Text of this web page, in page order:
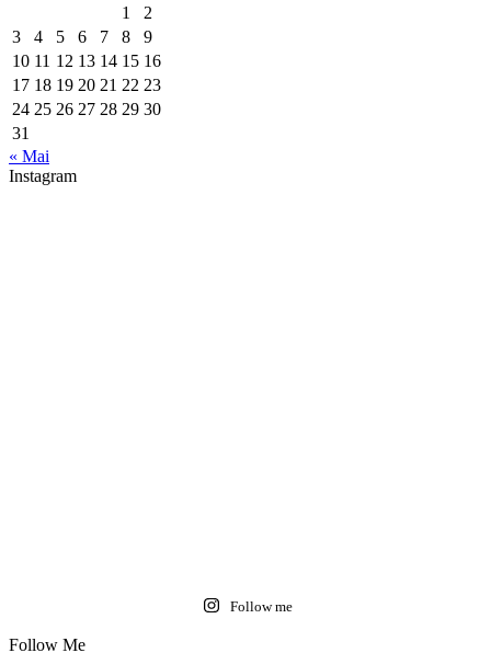
1
2
3
4 5 6 7 8
9
10 11 12 13 14 15 16
17 18 19 20 21 22 23
24 25 26 27 28 29 30
31
« Mai
Instagram
Follow me
Follow Me